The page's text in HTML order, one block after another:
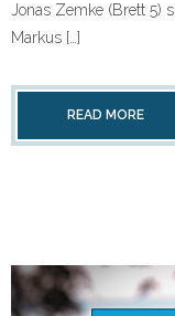
Jonas Zemke (Brett 5)
Markus […]
READ MORE